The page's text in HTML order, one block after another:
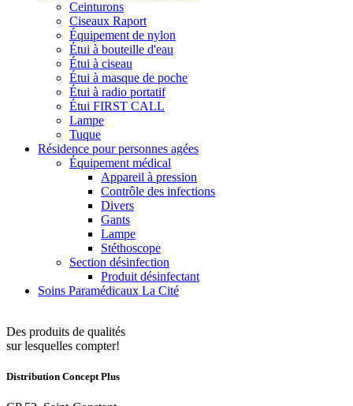
Ceinturons
Ciseaux Raport
Équipement de nylon
Étui à bouteille d'eau
Étui à ciseau
Étui à masque de poche
Étui à radio portatif
Étui FIRST CALL
Lampe
Tuque
Résidence pour personnes agées
Équipement médical
Appareil à pression
Contrôle des infections
Divers
Gants
Lampe
Stéthoscope
Section désinfection
Produit désinfectant
Soins Paramédicaux La Cité
Des produits de qualités
sur lesquelles compter!
Distribution Concept Plus